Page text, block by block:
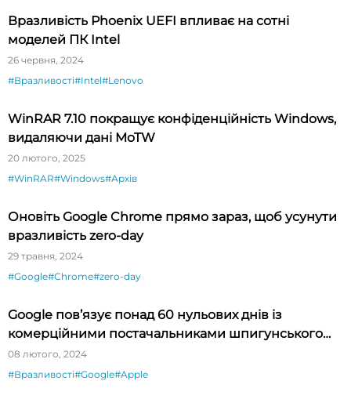
Вразливість Phoenix UEFI впливає на сотні
моделей ПК Intel
26 червня, 2024
#Вразливості#Intel#Lenovo
WinRAR 7.10 покращує конфіденційність Windows,
видаляючи дані MoTW
20 лютого, 2025
#WinRAR#Windows#Архів
Оновіть Google Chrome прямо зараз, щоб усунути
вразливість zero-day
29 травня, 2024
#Google#Chrome#zero-day
Google пов’язує понад 60 нульових днів із
комерційними постачальниками шпигунського
ПЗ
08 лютого, 2024
#Вразливості#Google#Apple